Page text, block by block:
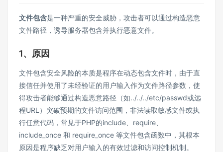
文件包含是一种严重的安全威胁，攻击者可以通过构造恶意
文件路径，诱导服务器包含并执行恶意文件。
1、原因
文件包含安全风险的本质是程序在动态包含文件时，由于直
接信任并使用了未经验证的用户输入作为文件路径参数，使
得攻击者能够通过构造恶意路径（如../../../etc/passwd或远
程URL）突破预期的文件访问范围，非法读取敏感文件或执
行任意代码，常见于PHP的include、require、
include_once 和 require_once 等文件包含函数中，其根本
原因是程序缺乏对用户输入的有效过滤和访问控制机制。